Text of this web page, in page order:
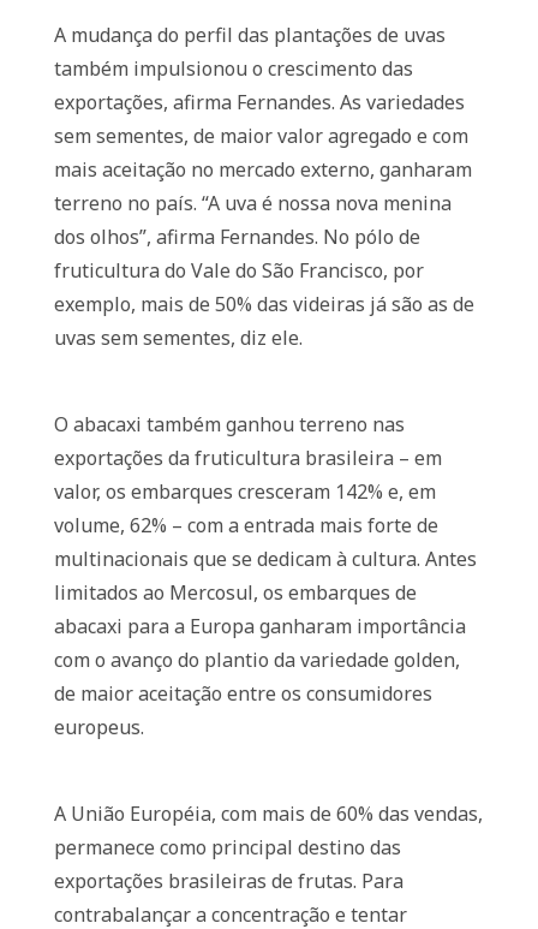
A mudança do perfil das plantações de uvas
também impulsionou o crescimento das
exportações, afirma Fernandes. As variedades
sem sementes, de maior valor agregado e com
mais aceitação no mercado externo, ganharam
terreno no país. “A uva é nossa nova menina
dos olhos”, afirma Fernandes. No pólo de
fruticultura do Vale do São Francisco, por
exemplo, mais de 50% das videiras já são as de
uvas sem sementes, diz ele.
O abacaxi também ganhou terreno nas
exportações da fruticultura brasileira – em
valor, os embarques cresceram 142% e, em
volume, 62% – com a entrada mais forte de
multinacionais que se dedicam à cultura. Antes
limitados ao Mercosul, os embarques de
abacaxi para a Europa ganharam importância
com o avanço do plantio da variedade golden,
de maior aceitação entre os consumidores
europeus.
A União Européia, com mais de 60% das vendas,
permanece como principal destino das
exportações brasileiras de frutas. Para
contrabalançar a concentração e tentar